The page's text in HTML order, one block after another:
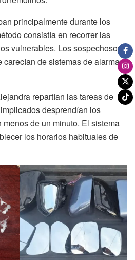
principalmente durante los
consistía en recorrer las
vulnerables. Los sospechosos
de sistemas de alarma
repartían las tareas de
desprendían los
de un minuto. El sistema
los horarios habituales de